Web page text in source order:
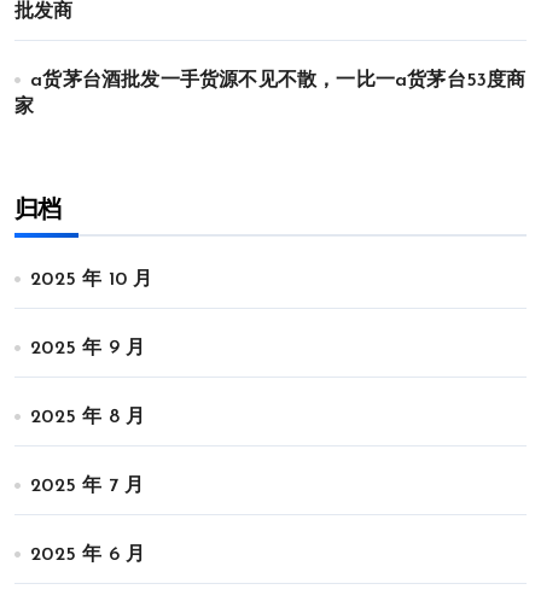
批发商
a货茅台酒批发一手货源不见不散，一比一a货茅台53度商
家
归档
2025 年 10 月
2025 年 9 月
2025 年 8 月
2025 年 7 月
2025 年 6 月